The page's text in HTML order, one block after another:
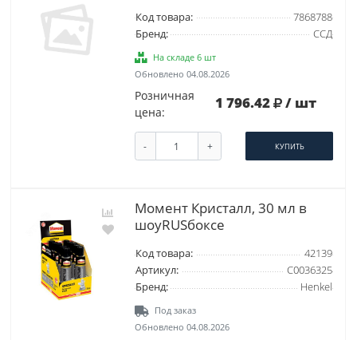
Код товара:
7868788
Бренд:
ССД
На складе 6 шт
Обновлено 04.08.2026
Розничная
цена:
1 796.42 / шт
- + КУПИТЬ
Момент Кристалл, 30 мл в
шоуRUSбоксе
Код товара:
42139
Артикул:
C0036325
Бренд:
Henkel
Под заказ
Обновлено 04.08.2026